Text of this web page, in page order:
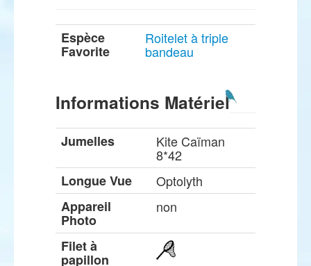
Espèce
Favorite
Roitelet à triple
bandeau
Informations Matériel
Jumelles Kite Caïman
8*42
Longue Vue
Optolyth
Appareil
Photo
non
Filet à
papillon